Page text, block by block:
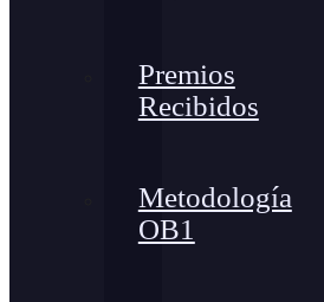
Premios
Recibidos
Metodología
OB1